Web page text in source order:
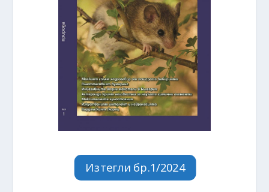
Изтегли бр.1/2024